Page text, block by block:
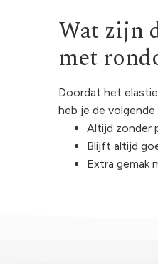
Wat zijn
met
Doordat het
heb je de
Altijd zonder
Blijft altijd
Extra gemak